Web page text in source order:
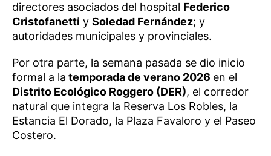
directores asociados del hospital Federico
Cristofanetti y Soledad Fernández; y
autoridades municipales y provinciales.
Por otra parte, la semana pasada se dio inicio
formal a la temporada de verano 2026 en el
Distrito Ecológico Roggero (DER), el corredor
natural que integra la Reserva Los Robles, la
Estancia El Dorado, la Plaza Favaloro y el Paseo
Costero.